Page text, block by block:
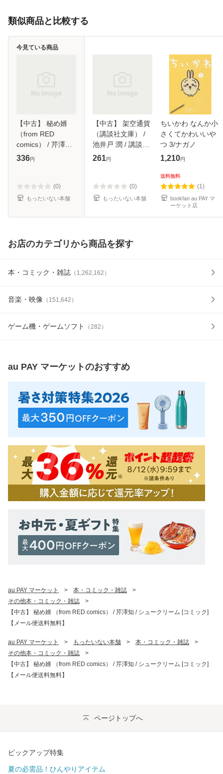
類似商品と比較する
【中古】 秘め婿
（from RED
comics） / 芹澤知 /
シュークリーム [コ
336円
(0)
もったいない本舗
今見ている商品
【中古】 架空通貨
（講談社文庫） /
池井戸 潤 / 講談社
[文庫]【メール便送
261円
(0)
もったいない本舗
ちいかわ なんか小
さくてかわいいや
つ 3/ナガノ
1,210円
送料無料
(1)
bookfan au PAY マ
ーケット店
お店のカテゴリから商品を探す
本・コミック・雑誌 （ 1,262,162 ）
音楽・映像 （ 151,642 ）
ゲーム機・ゲームソフト （282 ）
au PAY マーケットのおすすめ
au PAY マーケット > 本・コミック・雑誌
>
その他本・コミック・雑誌
>
【中古】 秘め婿 （from RED comics） / 芹澤知 / シュークリーム [コミック]
【メール便送料無料】
au PAY マーケット > もったいない本舗 > 本・コミック・雑誌
>
その他本・コミック・雑誌
>
【中古】 秘め婿 （from RED comics） / 芹澤知 / シュークリーム [コミック]
【メール便送料無料】
ページトップへ
ピックアップ特集
夏の必需品！ひんやりアイテム